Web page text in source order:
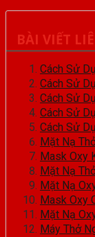
BÀI VIẾT
Cách Sử
Cách Sử
Cách Sử
Cách Sử
Cách Sử
Mặt Nạ
Mask Oxy
Mặt Nạ
Mặt Nạ
Mask Oxy
Mặt Nạ
Máy Thở